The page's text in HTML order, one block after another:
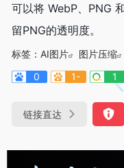
可以将 WebP、PNG
留PNG的透明度。
标签： AI图片
图片压缩
0
1- 1
链接直达